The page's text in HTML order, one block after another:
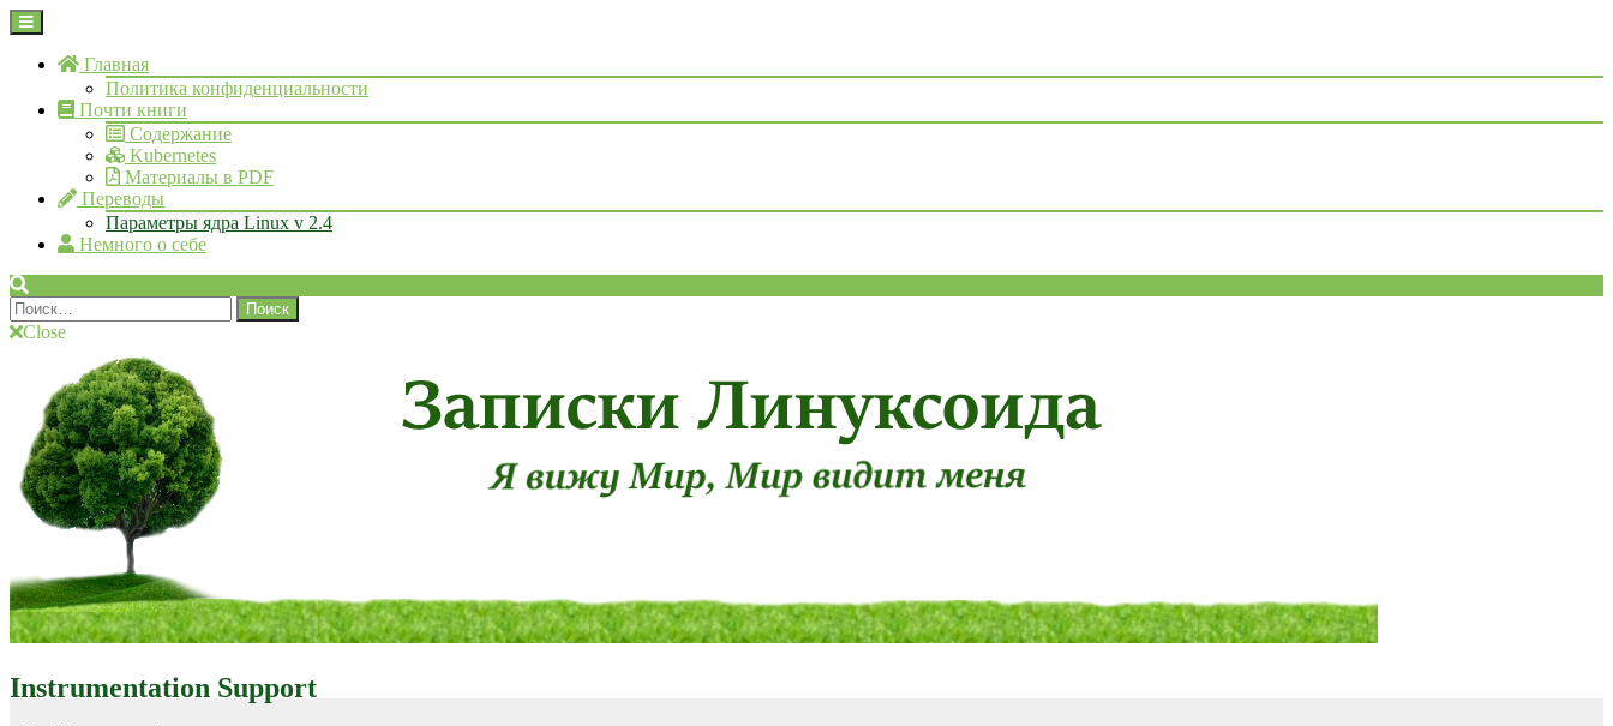
Skip
to
content
Open
Menu
Главная
Политика конфиденциальности
Почти книги
Содержание
Kubernetes
Материалы в PDF
Переводы
Параметры ядра Linux v 2.4
Немного о себе
Найти:
Close
Записки Линуксоида
Я вижу Мир, Мир видит меня
Instrumentation Support